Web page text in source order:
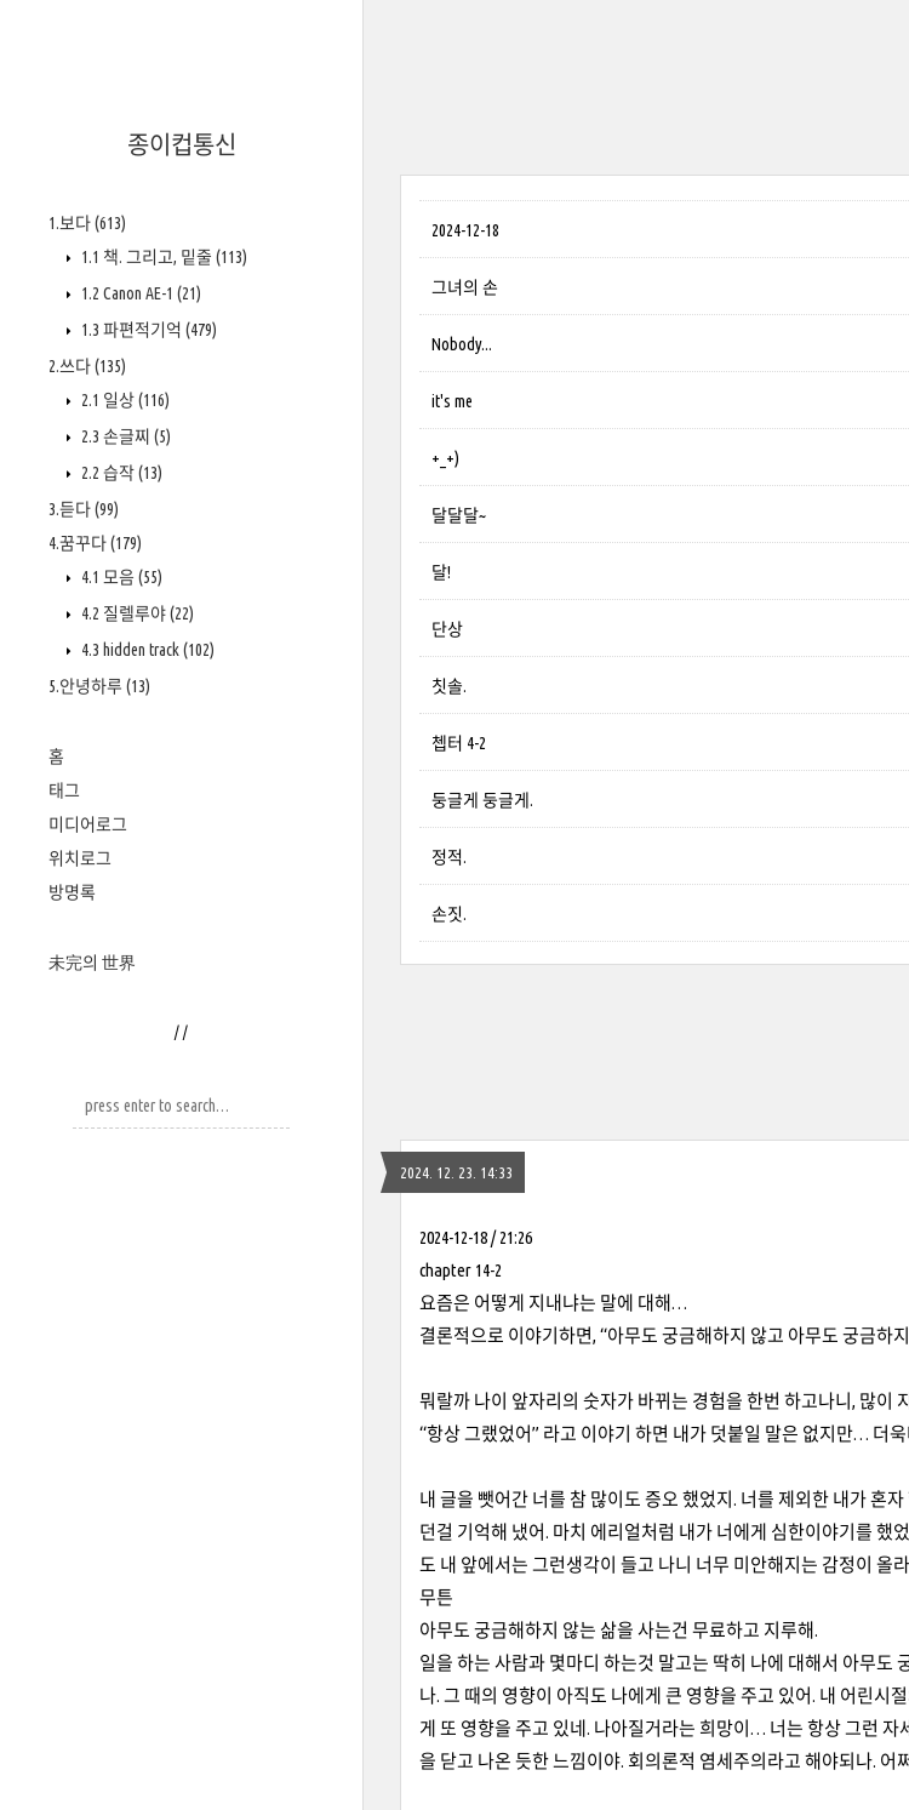
종이컵통신
1.보다(613)
1.1 책. 그리고, 밑줄 (113)
1.2 Canon AE-1 (21)
1.3 파편적기억 (479)
2.쓰다(135)
2.1 일상(116)
2.3 손글찌 (5)
2.2 습작(13)
3.듣다(99)
4.꿈꾸다(179)
4.1 모음 (55)
4.2 질렐루야(22)
4.3 hidden track(102)
5.안녕하루 (13)
홈
태그
미디어로그
위치로그
방명록
未完의 世界
/ /
2024-12-18
그녀의 손
Nobody...
it's me
+_+)
달달달~
달!
단상
칫솔.
쳅터 4-2
둥글게 둥글게.
정적.
손짓.
2024. 12. 23. 14:33
2024-12-18 / 21:26
chapter 14-2
요즘은 어떻게 지내냐는 말에 대해…
결론적으로 이야기하면, “아무도 궁금해하지 않고 아무도 궁금하
뭐랄까 나이 앞자리의 숫자가 바뀌는 경험을 한번 하고나니, 많이
“항상 그랬었어” 라고 이야기 하면 내가 덧붙일 말은 없지만… 더
내 글을 뺏어간 너를 참 많이도 증오 했었지. 너를 제외한 내가 혼
던걸 기억해 냈어. 마치 에리얼처럼 내가 너에게 심한이야기를 했
도 내 앞에서는 그런생각이 들고 나니 너무 미안해지는 감정이
무튼
아무도 궁금해하지 않는 삶을 사는건 무료하고 지루해.
일을 하는 사람과 몇마디 하는것 말고는 딱히 나에 대해서 아무도
나. 그 때의 영향이 아직도 나에게 큰 영향을 주고 있어. 내 어린시
게 또 영향을 주고 있네. 나아질거라는 희망이… 너는 항상 그런
을 닫고 나온 듯한 느낌이야. 회의론적 염세주의라고 해야되나. 어